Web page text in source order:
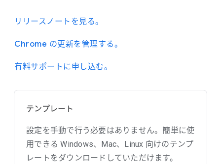
リリースノートを見る。
Chrome の更新を管理する。
有料サポートに申し込む。
テンプレート
設定を手動で行う必要はありません。簡単に使
用できる Windows、Mac、Linux 向けのテンプ
レートをダウンロードしていただけます。